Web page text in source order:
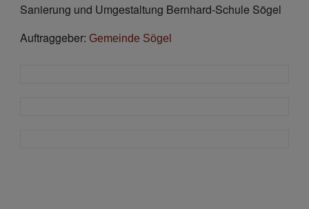
Sanierung und Umgestaltung Bernhard-Schule Sögel
Auftraggeber: Gemeinde Sögel